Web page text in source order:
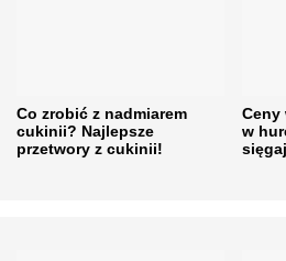
Co zrobić z nadmiarem
cukinii? Najlepsze
przetwory z cukinii!
Ceny
w